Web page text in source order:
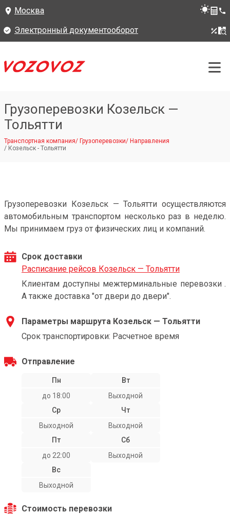
Москва
Электронный документооборот
Грузоперевозки Козельск —
Тольятти
Транспортная компания/ Грузоперевозки/ Направления
/ Козельск - Тольятти
Грузоперевозки Козельск — Тольятти осуществляются
автомобильным транспортом несколько раз в неделю.
Мы принимаем груз от физических лиц и компаний.
Срок доставки
Расписание рейсов Козельск — Тольятти
Клиентам доступны межтерминальные перевозки .
А также доставка "от двери до двери".
Параметры маршрута Козельск — Тольятти
Срок транспортировки: Расчетное время
Отправление
Пн
до 18:00
Вт
Выходной
Ср
Выходной
Чт
Выходной
Пт
до 22:00
Сб
Выходной
Вс
Выходной
Стоимость перевозки